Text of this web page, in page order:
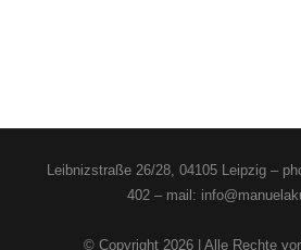
Leibnizstraße 26/28, 04105 Leipzig –
402 – mail:
© Copyright 2026 | Alle Rechte